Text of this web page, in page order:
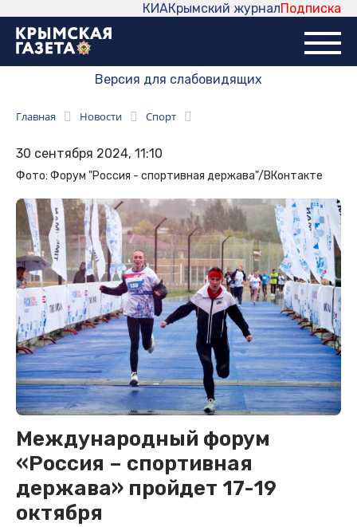
Подписка
Крымский журнал
КИА
Версия для слабовидящих
Главная Новости Спорт
30 сентября 2024, 11:10
Фото: Форум "Россия - спортивная держава"/ВКонтакте
Международный форум
«Россия – спортивная
держава» пройдет 17-19
октября